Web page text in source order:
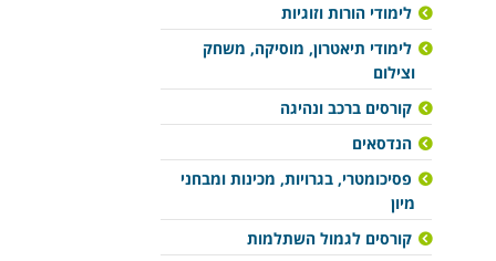
לימודי הורות וזוגיות
לימודי תיאטרון, מוסיקה, משחק
וצילום
קורסים ברכב ונהיגה
הנדסאים
פסיכומטרי, בגרויות, מכינות ומבחני
מיון
קורסים לגמול השתלמות